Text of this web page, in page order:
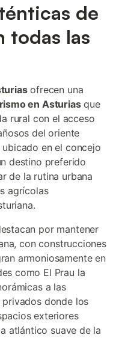
de
todas las
ofrecen una
en Asturiasque
rural con el acceso
del oriente
en el concejo
destino preferido
de la rutina urbana
agrícolas
por mantener
con construcciones
armoniosamente en
como El Prau la
a las
privados donde los
exteriores
atlántico suave de la